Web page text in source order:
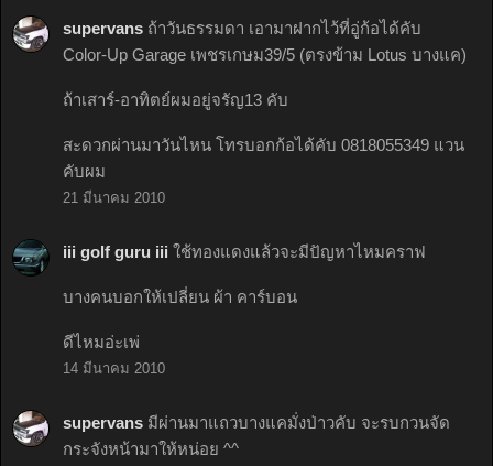
supervans ถ้าวันธรรมดา เอามาฝากไว้ที่อู่ก้อได้คับ
Color-Up Garage เพชรเกษม39/5 (ตรงข้าม Lotus บางแค)
ถ้าเสาร์-อาทิตย์ผมอยู่จรัญ13 คับ
สะดวกผ่านมาวันไหน โทรบอกก้อได้คับ 0818055349 แวน
คับผม
21 มีนาคม 2010
iii golf guru iii ใช้ทองแดงแล้วจะมีปัญหาไหมคราฟ
บางคนบอกให้เปลี่ยน ผ้า คาร์บอน
ดีไหมอ่ะเพ่
14 มีนาคม 2010
supervans มีผ่านมาแถวบางแคมั่งป่าวคับ จะรบกวนจัด
กระจังหน้ามาให้หน่อย ^^